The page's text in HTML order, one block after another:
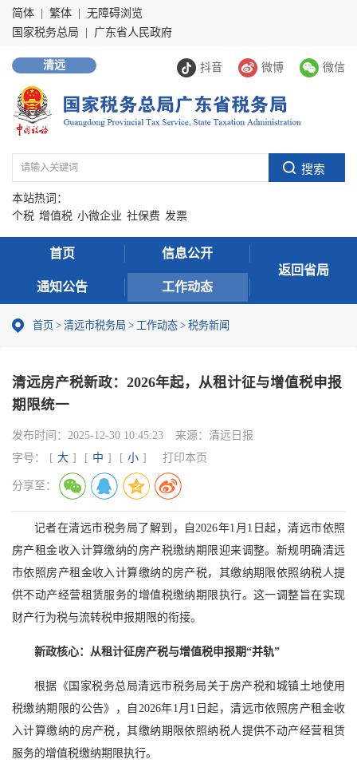
简体 繁体
无障碍浏览
国家税务总局
广东省人民政府
抖音 微博 微信
清远
本站热词：
个税 增值税 小微企业 社保费 发票
首页 信息公开
通知公告 工作动态
返回省局
首页 > 清远市税务局 > 工作动态 > 税务新闻
清远房产税新政：2026年起，从租计征与增值税申报
期限统一
发布时间： 2025-12-30 10:45:23 来源： 清远日报
字号：
[ 大 ] [ 中 ] [ 小 ] 打印本页
分享至：
记者在清远市税务局了解到，自2026年1月1日起，清远市依照
房产租金收入计算缴纳的房产税缴纳期限迎来调整。新规明确清远
市依照房产租金收入计算缴纳的房产税，其缴纳期限依照纳税人提
供不动产经营租赁服务的增值税缴纳期限执行。这一调整旨在实现
财产行为税与流转税申报期限的衔接。
新政核心：从租计征房产税与增值税申报期“并轨”
根据《国家税务总局清远市税务局关于房产税和城镇土地使用
税缴纳期限的公告》，自2026年1月1日起，清远市依照房产租金收
入计算缴纳的房产税，其缴纳期限依照纳税人提供不动产经营租赁
服务的增值税缴纳期限执行。